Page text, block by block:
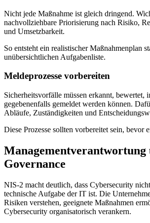
Nicht jede Maßnahme ist gleich dringend.
nachvollziehbare Priorisierung nach Risiko,
und Umsetzbarkeit.
So entsteht ein realistischer Maßnahmenplan
unübersichtlichen Aufgabenliste.
Meldeprozesse vorbereiten
Sicherheitsvorfälle müssen erkannt, bewertet,
gegebenenfalls gemeldet werden können.
Abläufe, Zuständigkeiten und
Diese Prozesse sollten vorbereitet sein, bevor
Managementverantwortung
Governance
NIS-2 macht deutlich, dass Cybersecurity
technische Aufgabe der IT ist. Die
Risiken verstehen, geeignete Maßnahmen
Cybersecurity organisatorisch verankern.